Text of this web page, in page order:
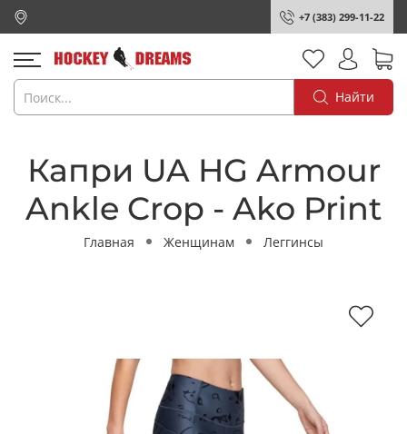
+7 (383) 299-11-22
Найти
Капри UA HG Armour
Ankle Crop - Ako Print
Главная Женщинам Леггинсы